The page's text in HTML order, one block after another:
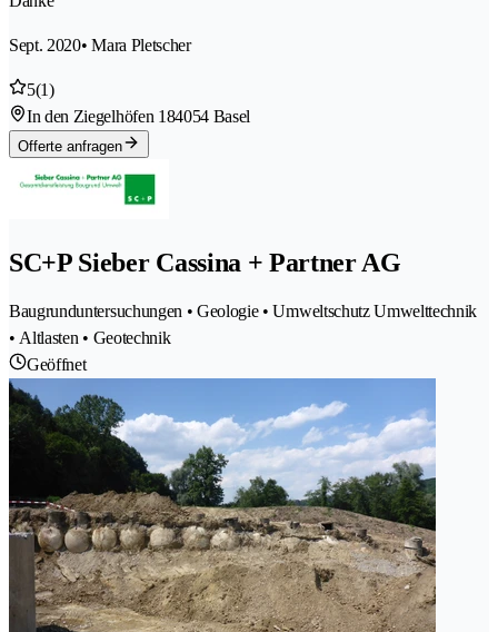
Sept. 2020• Mara Pletscher
5(1)
In den Ziegelhöfen 184054 Basel
Offerte anfragen
SC+P Sieber Cassina + Partner AG
Baugrunduntersuchungen • Geologie • Umweltschutz Umwelttechnik
• Altlasten • Geotechnik
Geöffnet